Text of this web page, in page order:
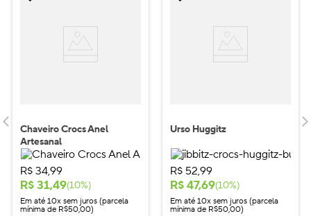
Chaveiro Crocs Anel
Artesanal
R$ 34,99
R$31,49(10%)
Em até 10x sem juros (parcela
mínima de R$50,00)
Urso Huggitz
R$ 52,99
R$47,69(10%)
Em até 10x sem juros (parcela
mínima de R$50,00)